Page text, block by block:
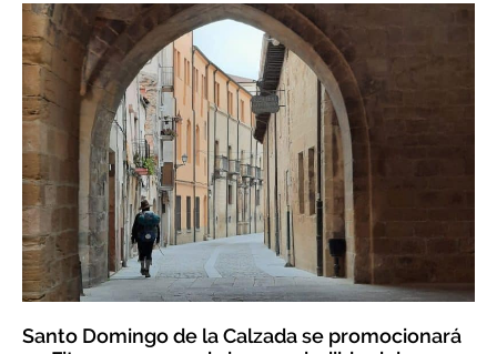
Santo Domingo de la Calzada se promocionará